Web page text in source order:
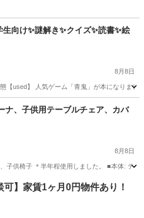
生向け✨謎解き✨クイズ✨読書✨絵
8月8日
【used】 人気ゲーム「青鬼」が本になりま
青鬼
ナ、子供用テーブルチェア、カバ
8月8日
子供椅子 ＊半年程使用しました。 ■本体: テ
キッズ用品
可】家賃1ヶ月0円物件あり！